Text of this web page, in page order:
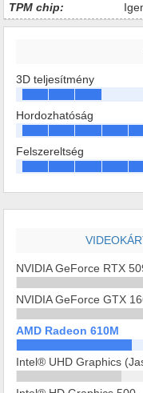
TPM chip:
3D teljesítmény
Hordozhatóság
Felszereltség
NVIDIA GeForce RTX
NVIDIA GeForce GTX
AMD Radeon 610M
Intel® UHD Graphics